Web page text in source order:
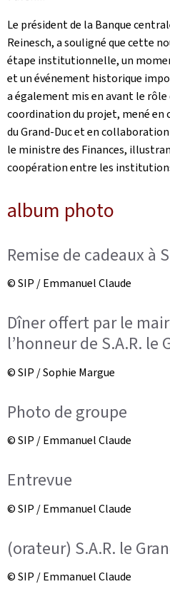
Le président de la Banque
Reinesch, a souligné que cette
étape institutionnelle, un
et un événement historique
a également mis en avant le rôle
coordination du projet, mené en
du Grand-Duc et en
le ministre des Finances,
coopération entre les
album photo
Remise de cadeaux à
© SIP / Emmanuel Claude
Dîner offert par le
l’honneur de S.A.R. le
© SIP / Sophie Margue
Photo de groupe
© SIP / Emmanuel Claude
Entrevue
© SIP / Emmanuel Claude
(orateur) S.A.R. le
© SIP / Emmanuel Claude